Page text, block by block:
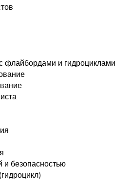
флайбордами и гидроциклами
и безопасностью